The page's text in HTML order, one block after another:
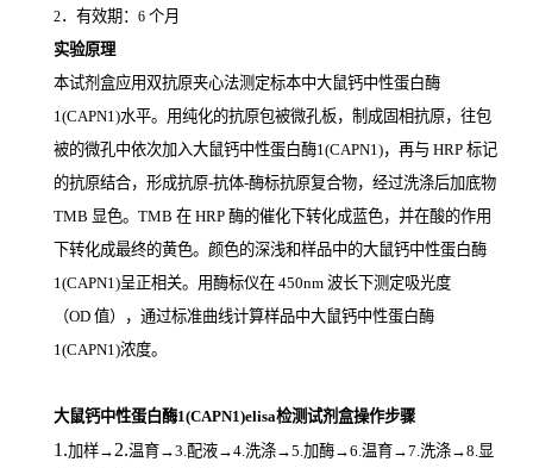
2．有效期： 6 个月
实验原理
本试剂盒应用双抗原夹心法测定标本中大鼠钙中性蛋白酶
1(CAPN1)水平。用纯化的抗原包被微孔板，制成固相抗原，往包
被的微孔中依次加入大鼠钙中性蛋白酶1(CAPN1)，再与 HRP 标记
的抗原结合，形成抗原-抗体-酶标抗原复合物，经过洗涤后加底物
TMB 显色。 TMB 在 HRP 酶的催化下转化成蓝色，并在酸的作用
下转化成最终的黄色。颜色的深浅和样品中的大鼠钙中性蛋白酶
1(CAPN1)呈正相关。用酶标仪在 450nm 波长下测定吸光度
（OD 值），通过标准曲线计算样品中大鼠钙中性蛋白酶
1(CAPN1)浓度。
大鼠钙中性蛋白酶1(CAPN1)elisa检测试剂盒操作步骤
1.加样→ 2.温育→3.配液→4.洗涤→5.加酶→6.温育→7.洗涤→8.显